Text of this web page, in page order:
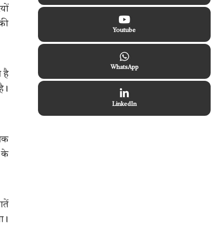
है
के
Youtube
WhatsApp
LinkedIn